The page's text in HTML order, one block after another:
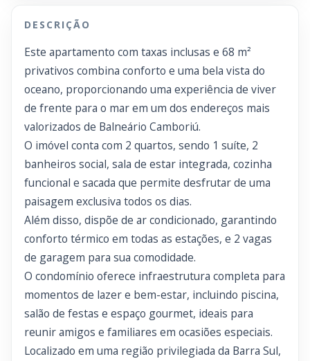
DESCRIÇÃO
Este apartamento com taxas inclusas e 68 m²
privativos combina conforto e uma bela vista do
oceano, proporcionando uma experiência de viver
de frente para o mar em um dos endereços mais
valorizados de Balneário Camboriú.
O imóvel conta com 2 quartos, sendo 1 suíte, 2
banheiros social, sala de estar integrada, cozinha
funcional e sacada que permite desfrutar de uma
paisagem exclusiva todos os dias.
Além disso, dispõe de ar condicionado, garantindo
conforto térmico em todas as estações, e 2 vagas
de garagem para sua comodidade.
O condomínio oferece infraestrutura completa para
momentos de lazer e bem-estar, incluindo piscina,
salão de festas e espaço gourmet, ideais para
reunir amigos e familiares em ocasiões especiais.
Localizado em uma região privilegiada da Barra Sul,